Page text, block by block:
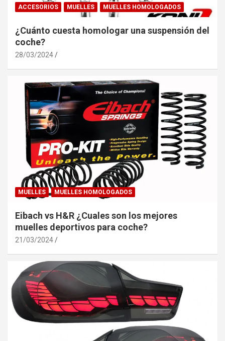
ACCESORIOS MUELLES MUELLES HOMOLOGADOS
¿Cuánto cuesta homologar una suspensión del
coche?
28/03/2024
MUELLES MUELLES HOMOLOGADOS
Eibach vs H&R ¿Cuales son los mejores
muelles deportivos para coche?
21/03/2024